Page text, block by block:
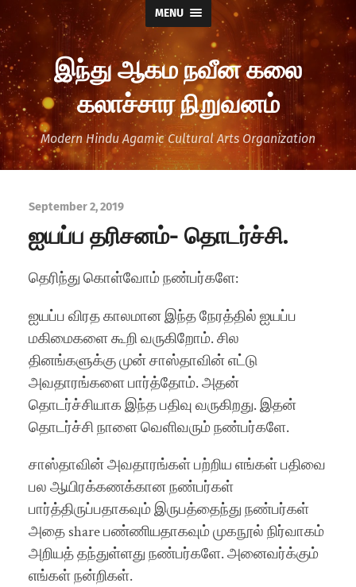
MENU
இந்து ஆகம நவீன கலை
கலாச்சார நிறுவனம்
Modern Hindu Agamic Cultural Arts Organization
September 2, 2019
ஐயப்ப தரிசனம்- தொடர்ச்சி.
தெரிந்து கொள்வோம் நண்பர்களே:
ஐயப்ப விரத காலமான இந்த நேரத்தில் ஐயப்ப
மகிமைகளை கூறி வருகிறோம். சில
தினங்களுக்கு முன் சாஸ்தாவின் எட்டு
அவதாரங்களை பார்த்தோம். அதன்
தொடர்ச்சியாக இந்த பதிவு வருகிறது. இதன்
தொடர்ச்சி நாளை வெளிவரும் நண்பர்களே.
சாஸ்தாவின் அவதாரங்கள் பற்றிய எங்கள் பதிவை
பல ஆயிரக்கணக்கான நண்பர்கள்
பார்த்திருப்பதாகவும் இருபத்தைந்து நண்பர்கள்
அதை share பண்ணியதாகவும் முகநூல் நிர்வாகம்
அறியத் தந்துள்ளது நண்பர்களே. அனைவர்க்கும்
எங்கள் நன்றிகள்.